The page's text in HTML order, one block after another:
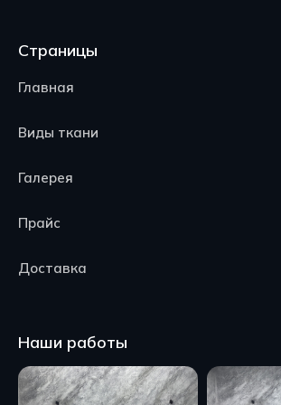
Страницы
Главная
Виды ткани
Галерея
Прайс
Доставка
Наши работы